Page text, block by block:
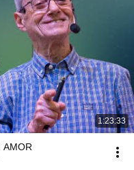
1:23:33
AMOR